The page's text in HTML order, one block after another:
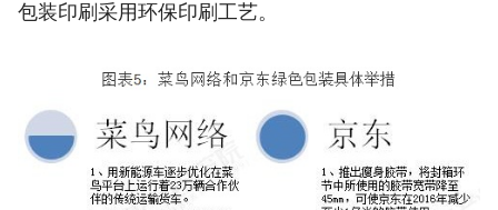
包装印刷采用环保印刷工艺。